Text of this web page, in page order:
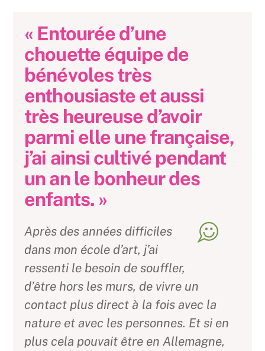
« Entourée d’une
chouette équipe de
bénévoles très
enthousiaste et aussi
très heureuse d’avoir
parmi elle une française,
j’ai ainsi cultivé pendant
un an le bonheur des
enfants. »
Après des années difficiles
dans mon école d’art, j’ai
ressenti le besoin de souffler,
d’être hors les murs, de vivre un
contact plus direct à la fois avec la
nature et avec les personnes. Et si en
plus cela pouvait être en Allemagne,